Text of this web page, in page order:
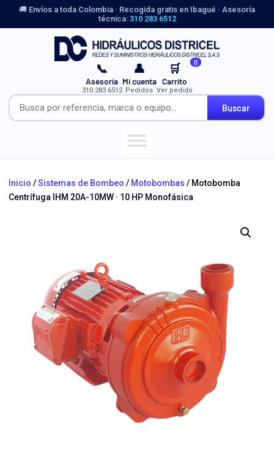
🚚 Envíos a toda Colombia · Recogida gratis en Ibagué · Asesoría
técnica: 310 283 6512
Buscar
📞
Asesoría
310 283 6512
👤
Mi cuenta
Pedidos
🛒 0
Carrito
Ver pedido
Inicio /Sistemas de Bombeo / Motobombas / Motobomba
Centrífuga IHM 20A-10MW · 10 HP Monofásica